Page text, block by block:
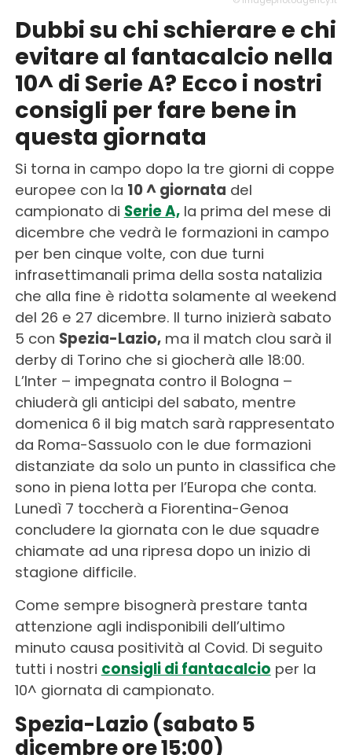
Dubbi su chi schierare e chi
evitare al fantacalcio nella
10^ di Serie A? Ecco i nostri
consigli per fare bene in
questa giornata
Si torna in campo dopo la tre giorni di coppe
europee con la 10 ^ giornata del
campionato di Serie A,la prima del mese di
dicembre che vedrà le formazioni in campo
per ben cinque volte, con due turni
infrasettimanali prima della sosta natalizia
che alla fine è ridotta solamente al weekend
del 26 e 27 dicembre. Il turno inizierà sabato
5 con Spezia-Lazio,ma il match clou sarà il
derby di Torino che si giocherà alle 18:00.
L’Inter – impegnata contro il Bologna –
chiuderà gli anticipi del sabato, mentre
domenica 6 il big match sarà rappresentato
da Roma-Sassuolo con le due formazioni
distanziate da solo un punto in classifica che
sono in piena lotta per l’Europa che conta.
Lunedì 7 toccherà a Fiorentina-Genoa
concludere la giornata con le due squadre
chiamate ad una ripresa dopo un inizio di
stagione difficile.
Come sempre bisognerà prestare tanta
attenzione agli indisponibili dell’ultimo
minuto causa positività al Covid. Di seguito
tutti i nostri consigli di fantacalcio per la
10^ giornata di campionato.
Spezia-Lazio (sabato 5
dicembre ore 15:00)